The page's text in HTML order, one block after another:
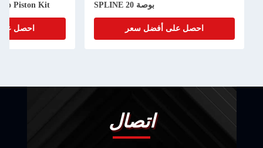
بوصة 20 SPLINE
احصل على أفضل سعر
Piston Kit
احصل
اتصال